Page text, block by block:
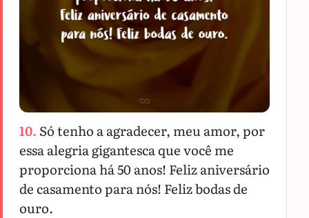
10. Só tenho a agradecer, meu amor, por
essa alegria gigantesca que você me
proporciona há 50 anos! Feliz aniversário
de casamento para nós! Feliz bodas de
ouro.